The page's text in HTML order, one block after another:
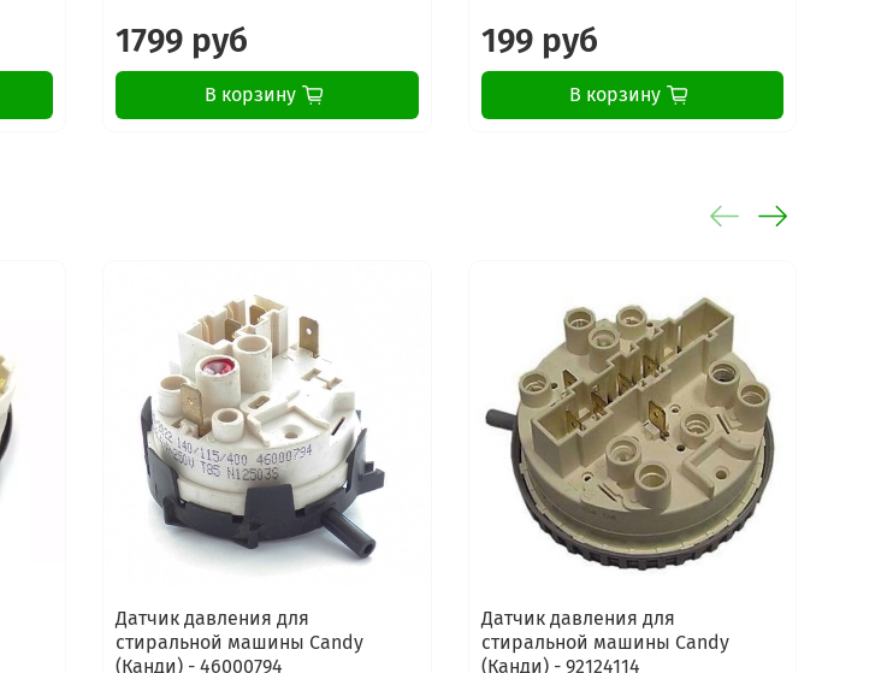
1799 руб
В корзину
199 руб
В корзину
Датчик давления для
стиральной машины Candy
(Канди) - 46000794
Датчик давления для
стиральной машины Candy
(Канди) - 92124114